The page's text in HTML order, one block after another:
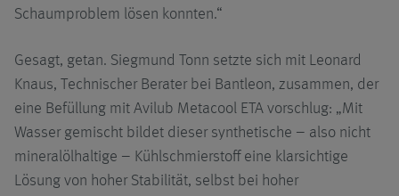
Schaumproblem lösen konnten.“
Gesagt, getan. Siegmund Tonn setzte sich mit Leonard
Knaus, Technischer Berater bei Bantleon, zusammen, der
eine Befüllung mit Avilub Metacool ETA vorschlug: „Mit
Wasser gemischt bildet dieser synthetische – also nicht
mineralölhaltige – Kühlschmierstoff eine klarsichtige
Lösung von hoher Stabilität, selbst bei hoher